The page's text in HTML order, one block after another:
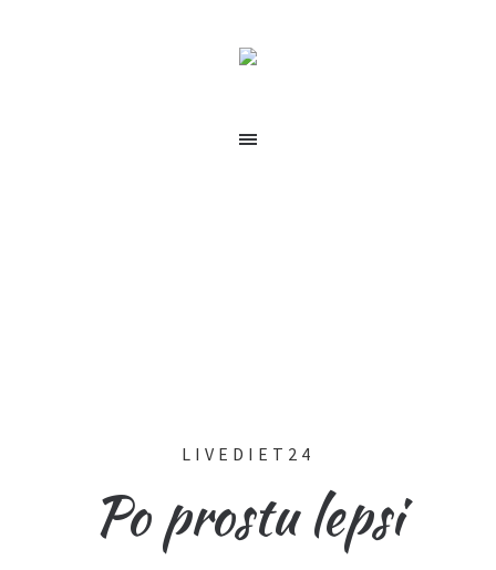
LIVEDIET24
Po prostu lepsi